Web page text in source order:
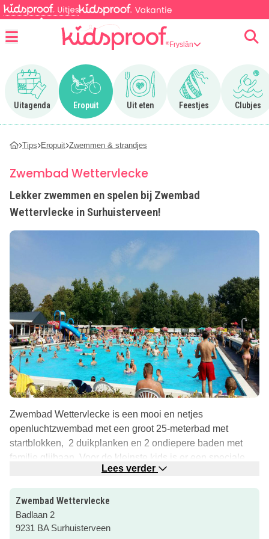
Fryslân
Uitagenda
Ga naar Uitagenda
Eropuit
Ga naar Eropuit
Uit eten
Ga naar Uit eten
Feestjes
Ga naar Feestjes
Clubjes
Ga
Tips Eropuit Zwemmen & strandjes
Zwembad Wettervlecke
Lekker zwemmen en spelen bij Zwembad
Wettervlecke in Surhuisterveen!
Zwembad Wettervlecke is een mooi en netjes
openluchtzwembad met een groot 25-meterbad met
startblokken, 2 duikplanken en 2 ondiepere baden met
familie glijbaan. Voor de kleinste kids is er een speciale
kleuterhoek. Hier vind je een pierebad, zandbak,
speeltoestellen (met een hek als afscheiding zodat de
kinderen niet naar het diepe bad kunnen) en een grasveld
om te zonnebaden.
Lees verder
Zwembad Wettervlecke
Badlaan 2
9231 BA Surhuisterveen